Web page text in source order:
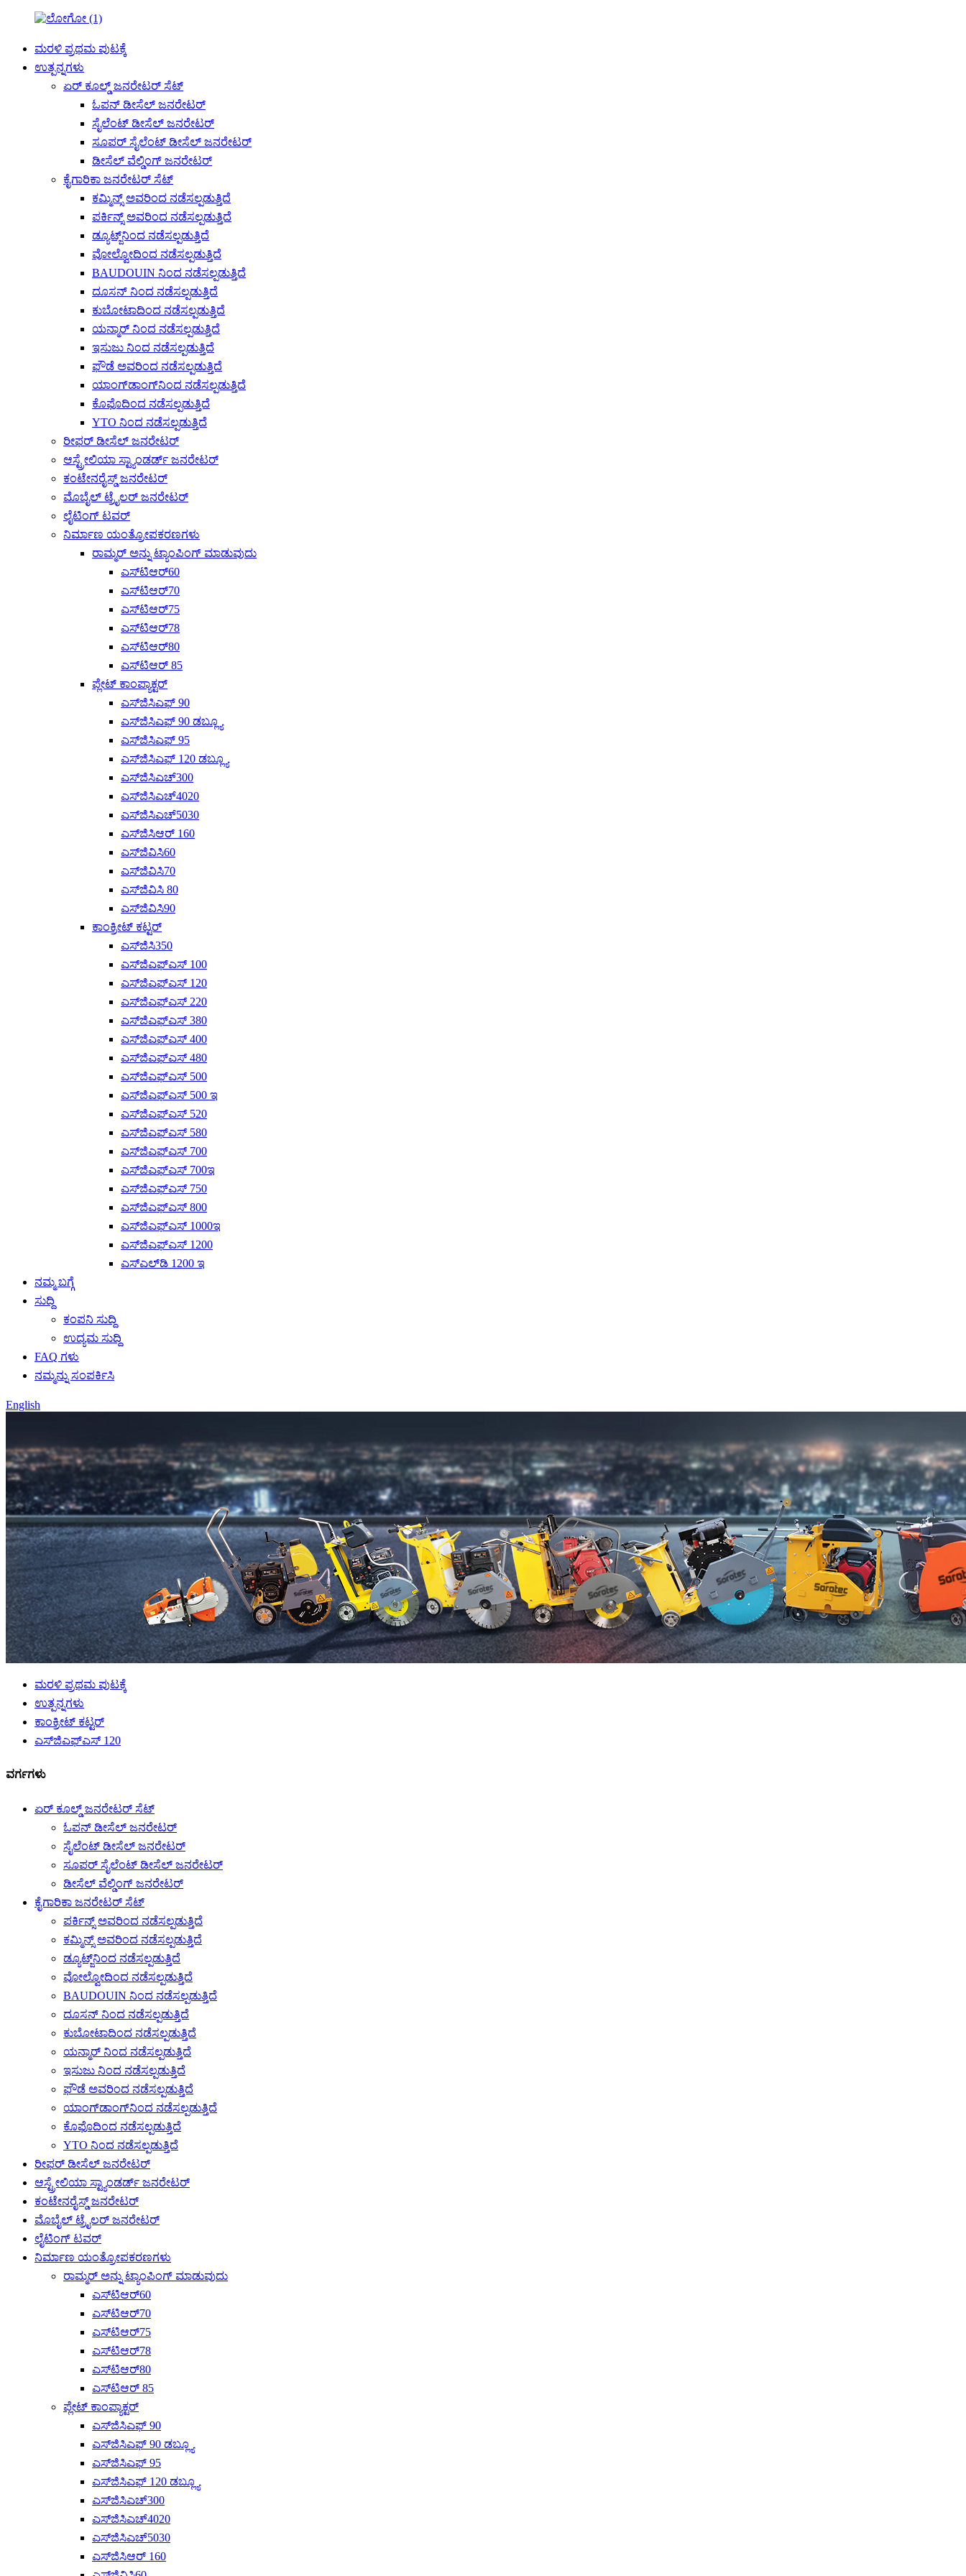
ಮರಳಿ ಪ್ರಥಮ ಪುಟಕ್ಕೆ
ಉತ್ಪನ್ನಗಳು
ಏರ್ ಕೂಲ್ಡ್ ಜನರೇಟರ್ ಸೆಟ್
ಓಪನ್ ಡೀಸೆಲ್ ಜನರೇಟರ್
ಸೈಲೆಂಟ್ ಡೀಸೆಲ್ ಜನರೇಟರ್
ಸೂಪರ್ ಸೈಲೆಂಟ್ ಡೀಸೆಲ್ ಜನರೇಟರ್
ಡೀಸೆಲ್ ವೆಲ್ಡಿಂಗ್ ಜನರೇಟರ್
ಕೈಗಾರಿಕಾ ಜನರೇಟರ್ ಸೆಟ್
ಕಮ್ಮಿನ್ಸ್ ಅವರಿಂದ ನಡೆಸಲ್ಪಡುತ್ತಿದೆ
ಪರ್ಕಿನ್ಸ್ ಅವರಿಂದ ನಡೆಸಲ್ಪಡುತ್ತಿದೆ
ಡ್ಯೂಟ್ಜ್‌ನಿಂದ ನಡೆಸಲ್ಪಡುತ್ತಿದೆ
ವೋಲ್ವೋದಿಂದ ನಡೆಸಲ್ಪಡುತ್ತಿದೆ
BAUDOUIN ನಿಂದ ನಡೆಸಲ್ಪಡುತ್ತಿದೆ
ದೂಸನ್ ನಿಂದ ನಡೆಸಲ್ಪಡುತ್ತಿದೆ
ಕುಬೋಟಾದಿಂದ ನಡೆಸಲ್ಪಡುತ್ತಿದೆ
ಯನ್ಮಾರ್ ನಿಂದ ನಡೆಸಲ್ಪಡುತ್ತಿದೆ
ಇಸುಜು ನಿಂದ ನಡೆಸಲ್ಪಡುತ್ತಿದೆ
ಫೌಡೆ ಅವರಿಂದ ನಡೆಸಲ್ಪಡುತ್ತಿದೆ
ಯಾಂಗ್‌ಡಾಂಗ್‌ನಿಂದ ನಡೆಸಲ್ಪಡುತ್ತಿದೆ
ಕೊಫೊದಿಂದ ನಡೆಸಲ್ಪಡುತ್ತಿದೆ
YTO ನಿಂದ ನಡೆಸಲ್ಪಡುತ್ತಿದೆ
ರೀಫರ್ ಡೀಸೆಲ್ ಜನರೇಟರ್
ಆಸ್ಟ್ರೇಲಿಯಾ ಸ್ಟ್ಯಾಂಡರ್ಡ್ ಜನರೇಟರ್
ಕಂಟೇನರೈಸ್ಡ್ ಜನರೇಟರ್
ಮೊಬೈಲ್ ಟ್ರೈಲರ್ ಜನರೇಟರ್
ಲೈಟಿಂಗ್ ಟವರ್
ನಿರ್ಮಾಣ ಯಂತ್ರೋಪಕರಣಗಳು
ರಾಮ್ಮರ್ ಅನ್ನು ಟ್ಯಾಂಪಿಂಗ್ ಮಾಡುವುದು
ಎಸ್‌ಟಿಆರ್60
ಎಸ್‌ಟಿಆರ್70
ಎಸ್‌ಟಿಆರ್75
ಎಸ್‌ಟಿಆರ್78
ಎಸ್‌ಟಿಆರ್80
ಎಸ್‌ಟಿಆರ್ 85
ಪ್ಲೇಟ್ ಕಾಂಪ್ಯಾಕ್ಟರ್
ಎಸ್‌ಜಿಸಿಎಫ್ 90
ಎಸ್‌ಜಿಸಿಎಫ್ 90 ಡಬ್ಲ್ಯೂ
ಎಸ್‌ಜಿಸಿಎಫ್ 95
ಎಸ್‌ಜಿಸಿಎಫ್ 120 ಡಬ್ಲ್ಯೂ
ಎಸ್‌ಜಿಸಿಎಚ್300
ಎಸ್‌ಜಿಸಿಎಚ್4020
ಎಸ್‌ಜಿಸಿಎಚ್‌5030
ಎಸ್‌ಜಿಸಿಆರ್ 160
ಎಸ್‌ಜಿವಿಸಿ60
ಎಸ್‌ಜಿವಿಸಿ70
ಎಸ್‌ಜಿವಿಸಿ 80
ಎಸ್‌ಜಿವಿಸಿ90
ಕಾಂಕ್ರೀಟ್ ಕಟ್ಟರ್
ಎಸ್‌ಜಿಸಿ350
ಎಸ್‌ಜಿಎಫ್‌ಎಸ್ 100
ಎಸ್‌ಜಿಎಫ್‌ಎಸ್ 120
ಎಸ್‌ಜಿಎಫ್‌ಎಸ್ 220
ಎಸ್‌ಜಿಎಫ್‌ಎಸ್ 380
ಎಸ್‌ಜಿಎಫ್‌ಎಸ್ 400
ಎಸ್‌ಜಿಎಫ್‌ಎಸ್ 480
ಎಸ್‌ಜಿಎಫ್‌ಎಸ್ 500
ಎಸ್‌ಜಿಎಫ್‌ಎಸ್ 500 ಇ
ಎಸ್‌ಜಿಎಫ್‌ಎಸ್ 520
ಎಸ್‌ಜಿಎಫ್‌ಎಸ್ 580
ಎಸ್‌ಜಿಎಫ್‌ಎಸ್ 700
ಎಸ್‌ಜಿಎಫ್‌ಎಸ್ 700ಇ
ಎಸ್‌ಜಿಎಫ್‌ಎಸ್ 750
ಎಸ್‌ಜಿಎಫ್‌ಎಸ್ 800
ಎಸ್‌ಜಿಎಫ್‌ಎಸ್ 1000ಇ
ಎಸ್‌ಜಿಎಫ್‌ಎಸ್ 1200
ಎಸ್‌ಎಲ್‌ಡಿ 1200 ಇ
ನಮ್ಮ ಬಗ್ಗೆ
ಸುದ್ದಿ
ಕಂಪನಿ ಸುದ್ದಿ
ಉದ್ಯಮ ಸುದ್ದಿ
FAQ ಗಳು
ನಮ್ಮನ್ನು ಸಂಪರ್ಕಿಸಿ
English
ಮರಳಿ ಪ್ರಥಮ ಪುಟಕ್ಕೆ
ಉತ್ಪನ್ನಗಳು
ಕಾಂಕ್ರೀಟ್ ಕಟ್ಟರ್
ಎಸ್‌ಜಿಎಫ್‌ಎಸ್ 120
ವರ್ಗಗಳು
ಏರ್ ಕೂಲ್ಡ್ ಜನರೇಟರ್ ಸೆಟ್
ಓಪನ್ ಡೀಸೆಲ್ ಜನರೇಟರ್
ಸೈಲೆಂಟ್ ಡೀಸೆಲ್ ಜನರೇಟರ್
ಸೂಪರ್ ಸೈಲೆಂಟ್ ಡೀಸೆಲ್ ಜನರೇಟರ್
ಡೀಸೆಲ್ ವೆಲ್ಡಿಂಗ್ ಜನರೇಟರ್
ಕೈಗಾರಿಕಾ ಜನರೇಟರ್ ಸೆಟ್
ಪರ್ಕಿನ್ಸ್ ಅವರಿಂದ ನಡೆಸಲ್ಪಡುತ್ತಿದೆ
ಕಮ್ಮಿನ್ಸ್ ಅವರಿಂದ ನಡೆಸಲ್ಪಡುತ್ತಿದೆ
ಡ್ಯೂಟ್ಜ್‌ನಿಂದ ನಡೆಸಲ್ಪಡುತ್ತಿದೆ
ವೋಲ್ವೋದಿಂದ ನಡೆಸಲ್ಪಡುತ್ತಿದೆ
BAUDOUIN ನಿಂದ ನಡೆಸಲ್ಪಡುತ್ತಿದೆ
ದೂಸನ್ ನಿಂದ ನಡೆಸಲ್ಪಡುತ್ತಿದೆ
ಕುಬೋಟಾದಿಂದ ನಡೆಸಲ್ಪಡುತ್ತಿದೆ
ಯನ್ಮಾರ್ ನಿಂದ ನಡೆಸಲ್ಪಡುತ್ತಿದೆ
ಇಸುಜು ನಿಂದ ನಡೆಸಲ್ಪಡುತ್ತಿದೆ
ಫೌಡೆ ಅವರಿಂದ ನಡೆಸಲ್ಪಡುತ್ತಿದೆ
ಯಾಂಗ್‌ಡಾಂಗ್‌ನಿಂದ ನಡೆಸಲ್ಪಡುತ್ತಿದೆ
ಕೊಫೊದಿಂದ ನಡೆಸಲ್ಪಡುತ್ತಿದೆ
YTO ನಿಂದ ನಡೆಸಲ್ಪಡುತ್ತಿದೆ
ರೀಫರ್ ಡೀಸೆಲ್ ಜನರೇಟರ್
ಆಸ್ಟ್ರೇಲಿಯಾ ಸ್ಟ್ಯಾಂಡರ್ಡ್ ಜನರೇಟರ್
ಕಂಟೇನರೈಸ್ಡ್ ಜನರೇಟರ್
ಮೊಬೈಲ್ ಟ್ರೈಲರ್ ಜನರೇಟರ್
ಲೈಟಿಂಗ್ ಟವರ್
ನಿರ್ಮಾಣ ಯಂತ್ರೋಪಕರಣಗಳು
ರಾಮ್ಮರ್ ಅನ್ನು ಟ್ಯಾಂಪಿಂಗ್ ಮಾಡುವುದು
ಎಸ್‌ಟಿಆರ್60
ಎಸ್‌ಟಿಆರ್70
ಎಸ್‌ಟಿಆರ್75
ಎಸ್‌ಟಿಆರ್78
ಎಸ್‌ಟಿಆರ್80
ಎಸ್‌ಟಿಆರ್ 85
ಪ್ಲೇಟ್ ಕಾಂಪ್ಯಾಕ್ಟರ್
ಎಸ್‌ಜಿಸಿಎಫ್ 90
ಎಸ್‌ಜಿಸಿಎಫ್ 90 ಡಬ್ಲ್ಯೂ
ಎಸ್‌ಜಿಸಿಎಫ್ 95
ಎಸ್‌ಜಿಸಿಎಫ್ 120 ಡಬ್ಲ್ಯೂ
ಎಸ್‌ಜಿಸಿಎಚ್300
ಎಸ್‌ಜಿಸಿಎಚ್4020
ಎಸ್‌ಜಿಸಿಎಚ್‌5030
ಎಸ್‌ಜಿಸಿಆರ್ 160